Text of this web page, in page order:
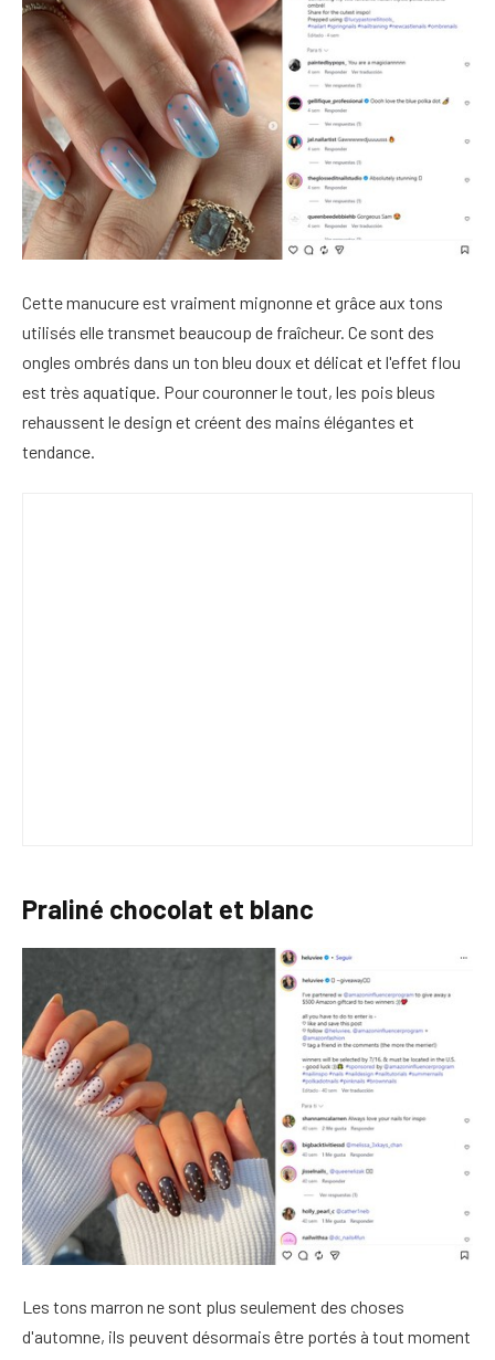
Cette manucure est vraiment mignonne et grâce aux tons
utilisés elle transmet beaucoup de fraîcheur. Ce sont des
ongles ombrés dans un ton bleu doux et délicat et l'effet flou
est très aquatique. Pour couronner le tout, les pois bleus
rehaussent le design et créent des mains élégantes et
tendance.
Praliné chocolat et blanc
Les tons marron ne sont plus seulement des choses
d'automne, ils peuvent désormais être portés à tout moment